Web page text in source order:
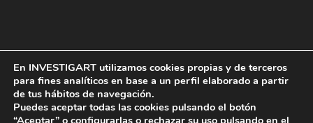
Política de Privacidad|Aviso Legal|Política de Cookies|
Investigart Copyright © 2019. |
En INVESTIGART utilizamos cookies propias y de terceros
para fines analíticos en base a un perfil elaborado a partir
de tus hábitos de navegación.
Puedes aceptar todas las cookies pulsando el botón
“Aceptar” o configurarlas o rechazar su uso pulsando en el